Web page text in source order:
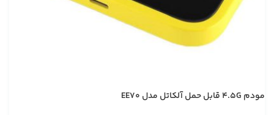
مودم 4.5G قابل حمل آلکاتل مدل EE70